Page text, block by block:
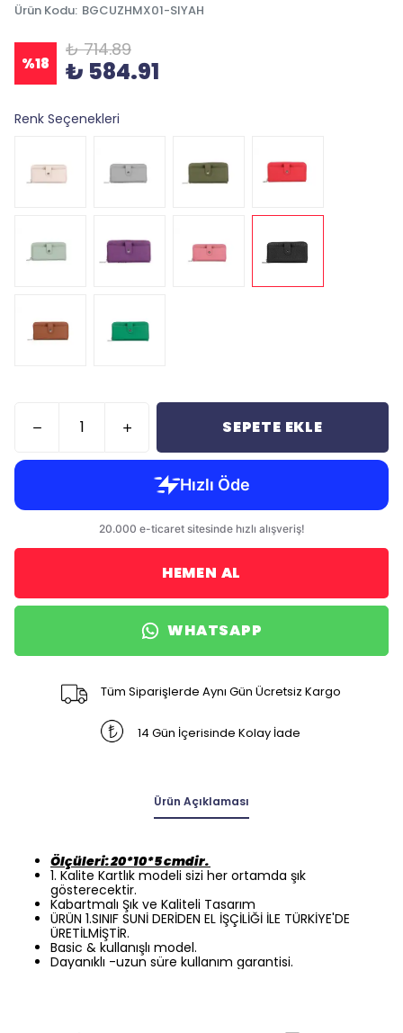
Ürün Kodu: BGCUZHMX01-SIYAH
%18
₺ 714.89
₺ 584.91
Renk Seçenekleri
SEPETE EKLE
HEMEN AL
WHATSAPP
Tüm Siparişlerde Aynı Gün Ücretsiz Kargo
14 Gün İçerisinde Kolay İade
Ürün Açıklaması
Ölçüleri: 20*10*5 cmdir.
1. Kalite Kartlık modeli sizi her ortamda şık
gösterecektir.
Kabartmalı Şık ve Kaliteli Tasarım
ÜRÜN 1.SINIF SUNİ DERİDEN EL İŞÇİLİĞİ İLE TÜRKİYE'DE
ÜRETİLMİŞTİR.
Basic & kullanışlı model.
Dayanıklı -uzun süre kullanım garantisi.